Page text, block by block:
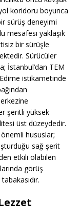
koridoru boyunca
sürüş deneyimi
mesafesi yaklaşık
bir sürüşle
Sürücüler
İstanbul’dan TEM
istikametinde
şeritli yüksek
üst düzeydedir.
hususlar;
sağ şerit
etkili olabilen
görüş